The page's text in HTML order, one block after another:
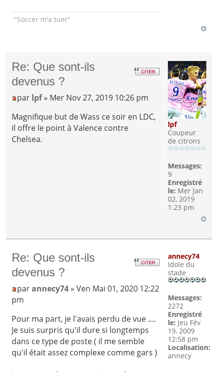
"Soccer m'a tuer"
Re: Que sont-ils
devenus ?
par lpf» Mer Nov 27, 2019 10:26 pm
Magnifique but de Wass ce soir en LDC,
il offre le point à Valence contre
Chelsea.
lpf
Coupeur
de citrons
Messages:
9
Enregistré
le: Mer Jan
02, 2019
1:23 pm
Re: Que sont-ils
devenus ?
parannecy74» Ven Mai 01, 2020 12:22
pm
Pour ma part, je l'avais perdu de vue ....
Je suis surpris qu'il dure si longtemps
dans ce type de poste ( il me semble
qu'il était assez complexe comme gars )
annecy74
Idole du
stade
Messages:
2272
Enregistré
le: Jeu Fév
19, 2009
12:58 pm
Localisation:
annecy